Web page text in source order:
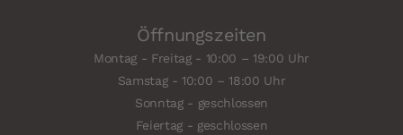
Öffnungszeiten
Montag - Freitag - 10:00 – 19:00 Uhr
Samstag - 10:00 – 18:00 Uhr
Sonntag - geschlossen
Feiertag - geschlossen